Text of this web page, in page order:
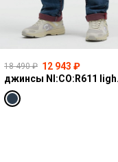
18 490 ₽ 12 943 ₽